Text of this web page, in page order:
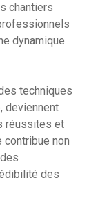
chantiers
dynamique
techniques
deviennent
réussites et
non
des